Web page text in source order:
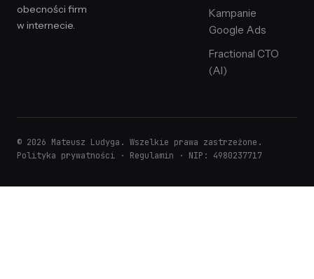
obecności firm
w internecie.
Kampanie
Google Ads
Fractional CTO
(AI)
© 2026 Mateusz Ludyga. Wszelkie prawa zastrzeżone.
Polityka prywatności · Regulamin · NIP: 4980237717